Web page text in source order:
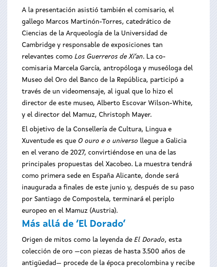
A la presentación asistió también el comisario, el
gallego Marcos Martinón-Torres, catedrático de
Ciencias de la Arqueología de la Universidad de
Cambridge y responsable de exposiciones tan
relevantes como Los Guerreros de Xi’an. La co-
comisaria Marcela García, antropóloga y museóloga del
Museo del Oro del Banco de la República, participó a
través de un videomensaje, al igual que lo hizo el
director de este museo, Alberto Escovar Wilson-White,
y el director del Mamuz, Christoph Mayer.
El objetivo de la Consellería de Cultura, Lingua e
Xuventude es que O ouro e o universo llegue a Galicia
en el verano de 2027, convirtiéndose en una de las
principales propuestas del Xacobeo. La muestra tendrá
como primera sede en España Alicante, donde será
inaugurada a finales de este junio y, después de su paso
por Santiago de Compostela, terminará el periplo
europeo en el Mamuz (Austria).
Más allá de ‘El Dorado’
Origen de mitos como la leyenda de El Dorado, esta
colección de oro —con piezas de hasta 3.500 años de
antigüedad— procede de la época precolombina y recibe